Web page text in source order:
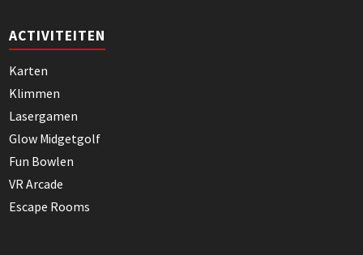
ACTIVITEITEN
Karten
Klimmen
Lasergamen
Glow Midgetgolf
Fun Bowlen
VR Arcade
Escape Rooms